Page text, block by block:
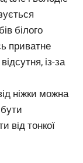
білого
приватне
із-за
ніжки можна
від тонкої